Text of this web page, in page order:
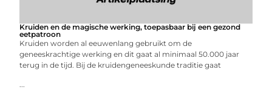
Kruiden en de magische werking, toepasbaar bij een gezond
eetpatroon
Kruiden worden al eeuwenlang gebruikt om de
geneeskrachtige werking en dit gaat al minimaal 50.000 jaar
terug in de tijd. Bij de kruidengeneeskunde traditie gaat
...